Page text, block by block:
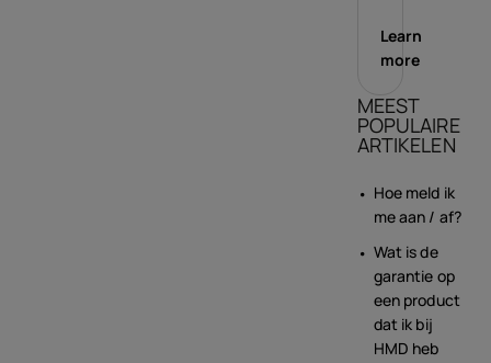
Learn
more
MEEST
POPULAIRE
ARTIKELEN
Hoe meld ik
me aan / af?
Wat is de
garantie op
een product
dat ik bij
HMD heb